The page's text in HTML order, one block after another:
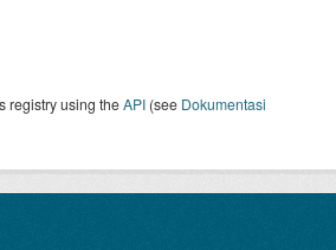
registry using theAPI (see Dokumentasi